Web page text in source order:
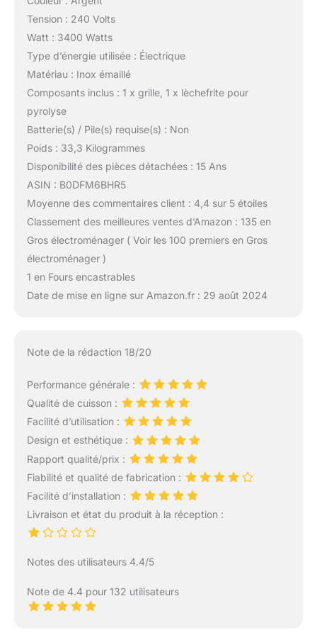
Tension : 240 Volts
Watt : 3400 Watts
Type d’énergie utilisée : Électrique
Matériau : Inox émaillé
Composants inclus : 1 x grille, 1 x lèchefrite pour
pyrolyse
Batterie(s) / Pile(s) requise(s) : Non
Poids : 33,3 Kilogrammes
Disponibilité des pièces détachées : 15 Ans
ASIN : B0DFM6BHR5
Moyenne des commentaires client : 4,4 sur 5 étoiles
Classement des meilleures ventes d’Amazon : 135 en
Gros électroménager ( Voir les 100 premiers en Gros
électroménager )
1 en Fours encastrables
Date de mise en ligne sur Amazon.fr : 29 août 2024
Note de la rédaction 18/20
Performance générale :
Qualité de cuisson :
Facilité d’utilisation :
Design et esthétique :
Rapport qualité/prix :
Fiabilité et qualité de fabrication :
Facilité d’installation :
Livraison et état du produit à la réception :
Notes des utilisateurs 4.4/5
Note de 4.4 pour 132 utilisateurs